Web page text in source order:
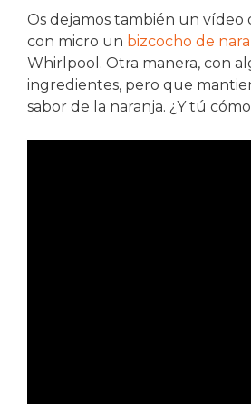
Os dejamos también un vídeo
con micro un bizcocho de
Whirlpool. Otra manera, con
ingredientes, pero que
sabor de la naranja. ¿Y tú